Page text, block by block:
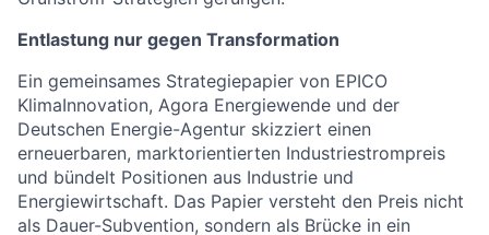
Entlastung nur gegen Transformation
Ein gemeinsames Strategiepapier von EPICO
KlimaInnovation, Agora Energiewende und der
Deutschen Energie-Agentur skizziert einen
erneuerbaren, marktorientierten Industriestrompreis
und bündelt Positionen aus Industrie und
Energiewirtschaft. Das Papier versteht den Preis nicht
als Dauer-Subvention, sondern als Brücke in ein